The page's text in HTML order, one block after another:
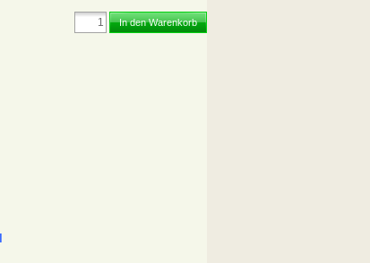
In den Warenkorb